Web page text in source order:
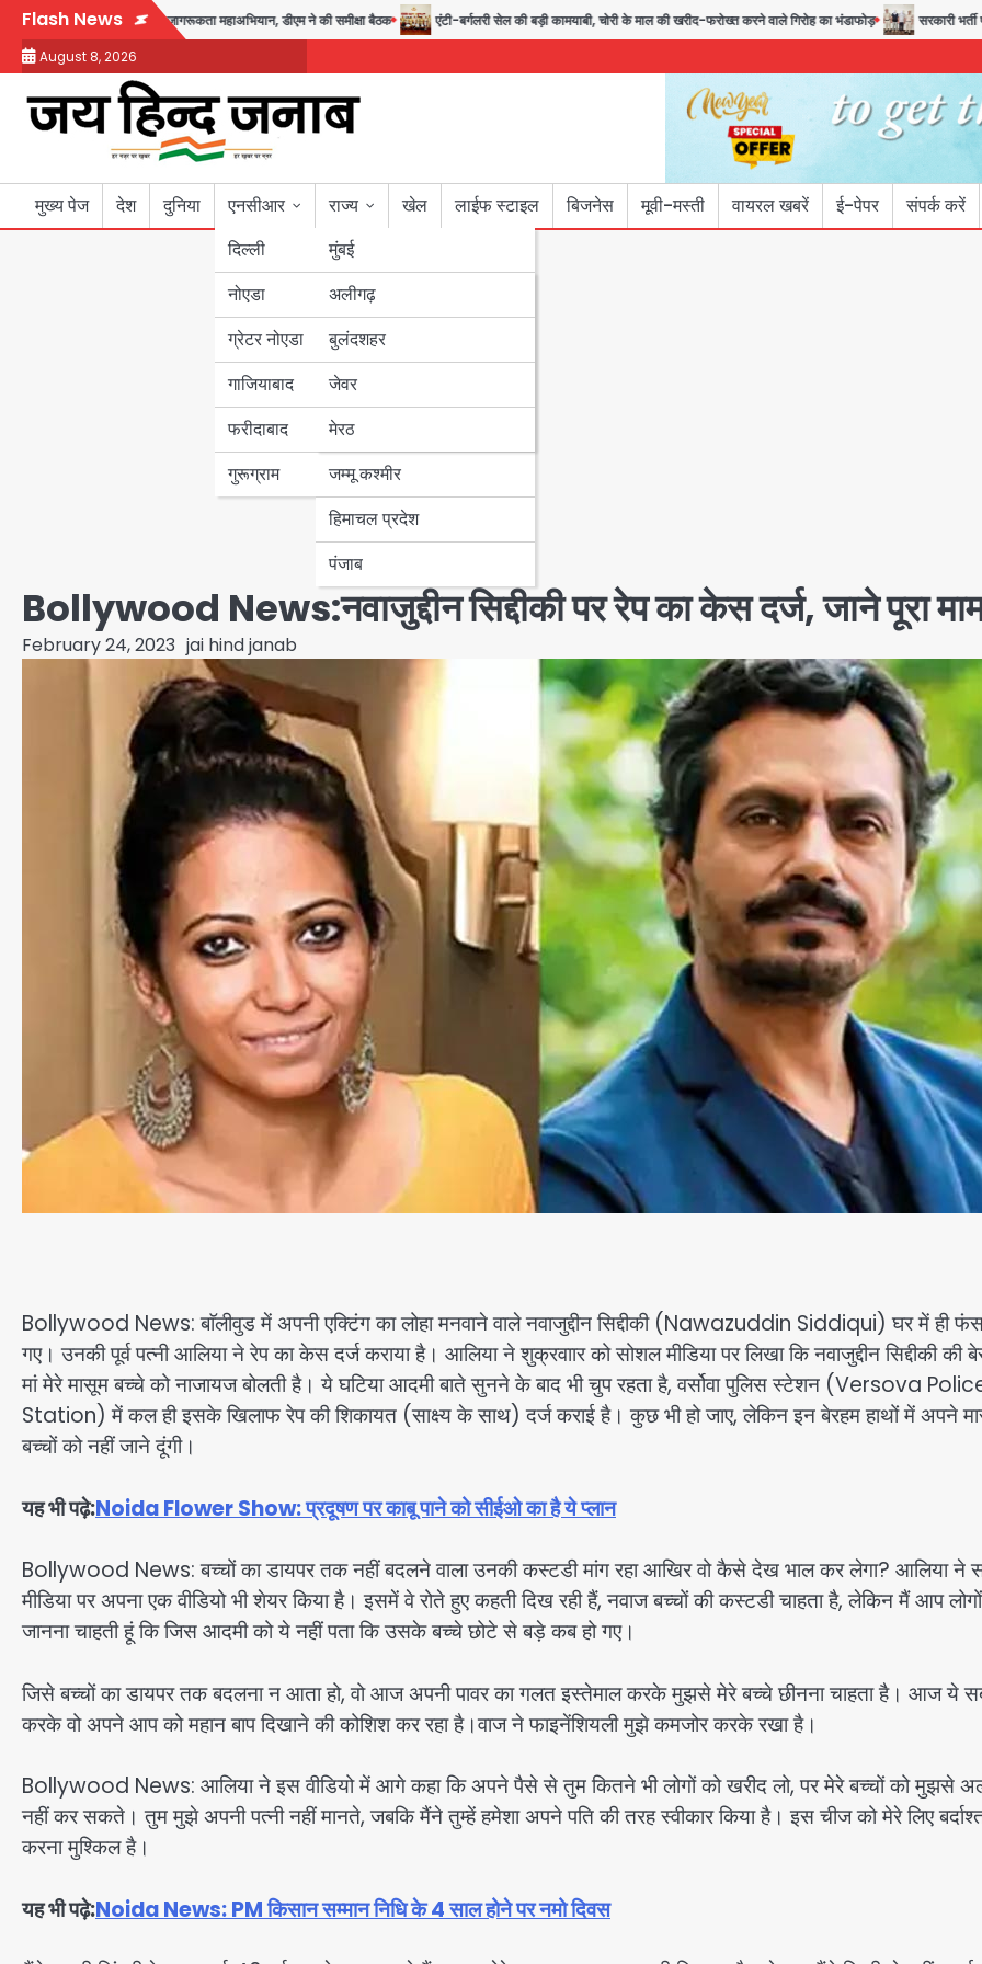
Skip
content
Flash News
तक चलेगा जन-जागरूकता महाअभियान, डीएम ने की समीक्षा बैठक एंटी-बर्गलरी सेल की बड़ी कामयाबी, चोरी के माल की खरीद-फरोख्त करने वाले गिरोह का भंडाफोड़ सरकारी भर्ती
August 8, 2026
मुख्य पेज देश दुनिया
एनसीआर
दिल्ली
नोएडा
ग्रेटर नोएडा
गाजियाबाद
फरीदाबाद
गुरूग्राम
राज्य
मुंबई
उत्तर प्रदेश
अलीगढ़
बुलंदशहर
जेवर
मेरठ
बिहार
पंजाब
हरियाणा
जम्मू कश्मीर
हिमाचल प्रदेश
पंजाब
खेल लाईफ स्टाइल बिजनेस मूवी-मस्ती वायरल खबरें ई-पेपर संपर्क करें
Bollywood News:नवाजुद्दीन सिद्दीकी पर रेप का केस दर्ज, जाने पूरा
February 24, 2023 jai hind janab
Bollywood News: बाॅलीवुड में अपनी एक्टिंग का लोहा मनवाने वाले नवाजुद्दीन सिद्दीकी (Nawazuddin Siddiqui) घर में ही
गए। उनकी पूर्व पत्नी आलिया ने रेप का केस दर्ज कराया है। आलिया ने शुक्रवाार को सोशल मीडिया पर लिखा कि नवाजुद्दीन सिद्दीकी की
मां मेरे मासूम बच्चे को नाजायज बोलती है। ये घटिया आदमी बाते सुनने के बाद भी चुप रहता है, वर्सोवा पुलिस स्टेशन (Versova
Station) में कल ही इसके खिलाफ रेप की शिकायत (साक्ष्य के साथ) दर्ज कराई है। कुछ भी हो जाए, लेकिन इन बेरहम हाथों में अपने
बच्चों को नहीं जाने दूंगी।
यह भी पढ़े:Noida Flower Show: प्रदूषण पर काबू पाने को सीईओ का है ये प्लान
Bollywood News: बच्चों का डायपर तक नहीं बदलने वाला उनकी कस्टडी मांग रहा आखिर वो कैसे देख भाल कर लेगा? आलिया ने
मीडिया पर अपना एक वीडियो भी शेयर किया है। इसमें वे रोते हुए कहती दिख रही हैं, नवाज बच्चों की कस्टडी चाहता है, लेकिन मैं आप
जानना चाहती हूं कि जिस आदमी को ये नहीं पता कि उसके बच्चे छोटे से बड़े कब हो गए।
जिसे बच्चों का डायपर तक बदलना न आता हो, वो आज अपनी पावर का गलत इस्तेमाल करके मुझसे मेरे बच्चे छीनना चाहता है। आज ये
करके वो अपने आप को महान बाप दिखाने की कोशिश कर रहा है।वाज ने फाइनेंशियली मुझे कमजोर करके रखा है।
Bollywood News: आलिया ने इस वीडियो में आगे कहा कि अपने पैसे से तुम कितने भी लोगों को खरीद लो, पर मेरे बच्चों को मुझसे
नहीं कर सकते। तुम मुझे अपनी पत्नी नहीं मानते, जबकि मैंने तुम्हें हमेशा अपने पति की तरह स्वीकार किया है। इस चीज को मेरे लिए
करना मुश्किल है।
यह भी पढ़े:Noida News: PM किसान सम्मान निधि के 4 साल होने पर नमो दिवस